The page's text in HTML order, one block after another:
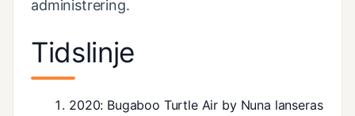
administrering.
Tidslinje
2020: Bugaboo Turtle Air by Nuna lanseras